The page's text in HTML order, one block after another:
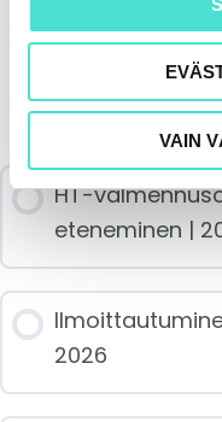
VAIN
HT-
eteneminen |
2026